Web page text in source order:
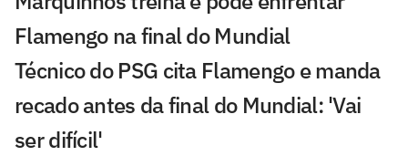
Flamengo na final do Mundial
Técnico do PSG cita Flamengo e manda
recado antes da final do Mundial: 'Vai
ser difícil'